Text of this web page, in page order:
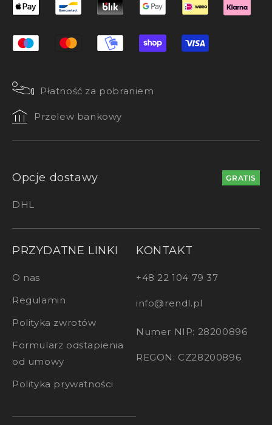
Płatność za pobraniem
Przelew bankowy
Opcje dostawy GRATIS
DHL
PRZYDATNE LINKI
O nas
Regulamin
Polityka zwrotów
Formularz odstapienia
od umowy
Polityka prywatności
KONTAKT
+48 22 104 79 37
info@rendl.pl
Numer NIP: 28200896
REGON: CZ28200896